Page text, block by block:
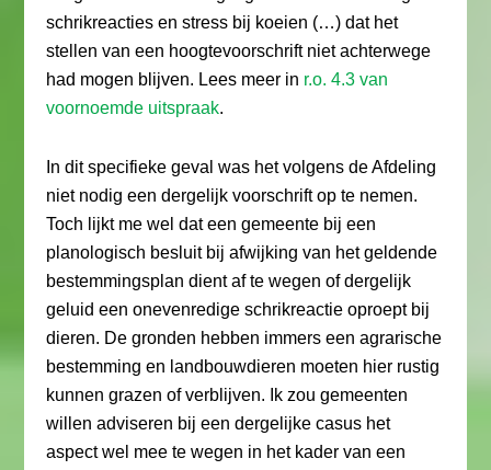
schrikreacties en stress bij koeien (…) dat het
stellen van een hoogtevoorschrift niet achterwege
had mogen blijven. Lees meer in r.o. 4.3 van
voornoemde uitspraak.
In dit specifieke geval was het volgens de Afdeling
niet nodig een dergelijk voorschrift op te nemen.
Toch lijkt me wel dat een gemeente bij een
planologisch besluit bij afwijking van het geldende
bestemmingsplan dient af te wegen of dergelijk
geluid een onevenredige schrikreactie oproept bij
dieren. De gronden hebben immers een agrarische
bestemming en landbouwdieren moeten hier rustig
kunnen grazen of verblijven. Ik zou gemeenten
willen adviseren bij een dergelijke casus het
aspect wel mee te wegen in het kader van een